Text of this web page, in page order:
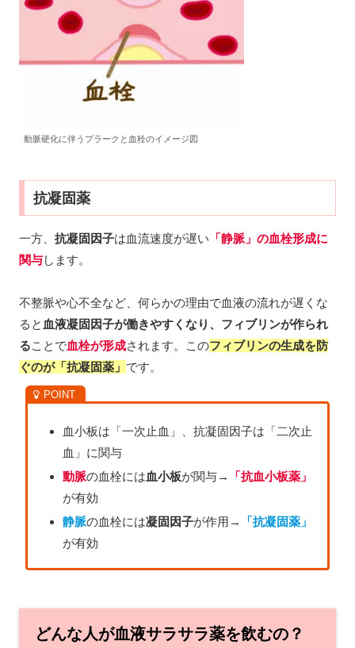
動脈硬化に伴うプラークと血栓のイメージ図
抗凝固薬
一方、 抗凝固因子は血流速度が遅い 「静脈」の血栓形成に
関与します。
不整脈や心不全など、何らかの理由で血液の流れが遅くな
ると血液凝固因子が働きやすくなり、フィブリンが作られ
ることで血栓が形成されます。このフィブリンの生成を防
ぐのが「抗凝固薬」 です。
血小板は「一次止血」、抗凝固因子は「二次止
血」に関与
動脈の血栓には血小板が関与→
「抗血小板薬」
が有効
静脈の血栓には凝固因子が作用→
「抗凝固薬」
が有効
どんな人が血液サラサラ薬を飲むの？